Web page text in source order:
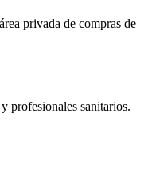
privada de compras de
profesionales sanitarios.